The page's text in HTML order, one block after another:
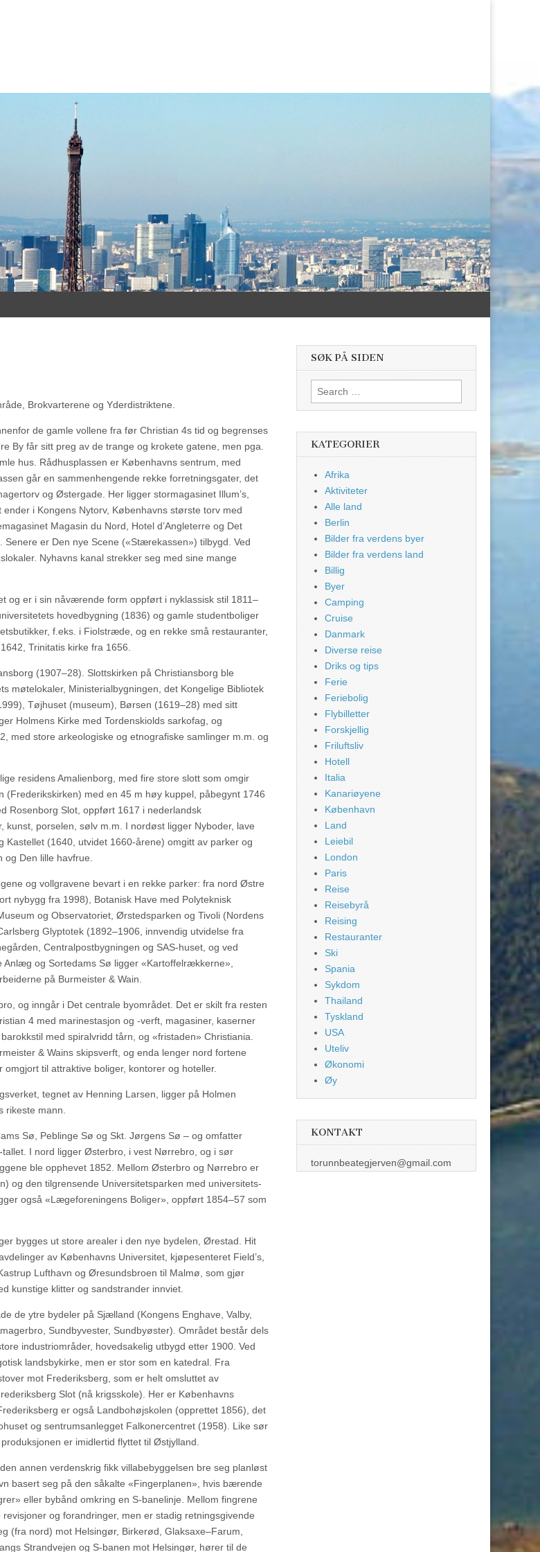
Brokvarterene og Yderdistriktene.
de gamle vollene fra før Christian 4s tid og begrenses
By får sitt preg av de trange og krokete gatene, men pga.
hus. Rådhusplassen er Københavns sentrum, med
går en sammenhengende rekke forretningsgater, det
og Østergade. Her ligger stormagasinet Illum’s,
i Kongens Nytorv, Københavns største torv med
Magasin du Nord, Hotel d’Angleterre og Det
er Den nye Scene («Stærekassen») tilbygd. Ved
Nyhavns kanal strekker seg med sine mange
og er i sin nåværende form oppført i nyklassisk stil 1811–
hovedbygning (1836) og gamle studentboliger
f.eks. i Fiolstræde, og en rekke små restauranter,
Trinitatis kirke fra 1656.
(1907–28). Slottskirken på Christiansborg ble
møtelokaler, Ministerialbygningen, det Kongelige Bibliotek
Tøjhuset (museum), Børsen (1619–28) med sitt
Holmens Kirke med Tordenskiolds sarkofag, og
med store arkeologiske og etnografiske samlinger m.m. og
residens Amalienborg, med fire store slott som omgir
med en 45 m høy kuppel, påbegynt 1746
Rosenborg Slot, oppført 1617 i nederlandsk
porselen, sølv m.m. I nordøst ligger Nyboder, lave
(1640, utvidet 1660-årene) omgitt av parker og
Den lille havfrue.
og vollgravene bevart i en rekke parker: fra nord Østre
nybygg fra 1998), Botanisk Have med Polyteknisk
og Observatoriet, Ørstedsparken og Tivoli (Nordens
Glyptotek (1892–1906, innvendig utvidelse fra
Centralpostbygningen og SAS-huset, og ved
og Sortedams Sø ligger «Kartoffelrækkerne»,
på Burmeister & Wain.
og inngår i Det centrale byområdet. Det er skilt fra resten
4 med marinestasjon og -verft, magasiner, kaserner
med spiralvridd tårn, og «fristaden» Christiania.
& Wains skipsverft, og enda lenger nord fortene
til attraktive boliger, kontorer og hoteller.
tegnet av Henning Larsen, ligger på Holmen
mann.
Sø, Peblinge Sø og Skt. Jørgens Sø – og omfatter
I nord ligger Østerbro, i vest Nørrebro, og i sør
ble opphevet 1852. Mellom Østerbro og Nørrebro er
og den tilgrensende Universitetsparken med universitets-
også «Lægeforeningens Boliger», oppført 1854–57 som
bygges ut store arealer i den nye bydelen, Ørestad. Hit
av Københavns Universitet, kjøpesenteret Field’s,
Lufthavn og Øresundsbroen til Malmø, som gjør
kunstige klitter og sandstrander innviet.
de ytre bydeler på Sjælland (Kongens Enghave, Valby,
Sundbyvester, Sundbyøster). Området består dels
industriområder, hovedsakelig utbygd etter 1900. Ved
landsbykirke, men er stor som en katedral. Fra
mot Frederiksberg, som er helt omsluttet av
Slot (nå krigsskole). Her er Københavns
er også Landbohøjskolen (opprettet 1856), det
og sentrumsanlegget Falkonercentret (1958). Like sør
er imidlertid flyttet til Østjylland.
annen verdenskrig fikk villabebyggelsen bre seg planløst
basert seg på den såkalte «Fingerplanen», hvis bærende
eller bybånd omkring en S-banelinje. Mellom fingrene
og forandringer, men er stadig retningsgivende
(fra nord) mot Helsingør, Birkerød, Glaksaxe–Farum,
Strandvejen og S-banen mot Helsingør, hører til de
SØK PÅ SIDEN
Search
for:
KATEGORIER
Afrika
Aktiviteter
Alle land
Berlin
Bilder fra verdens byer
Bilder fra verdens land
Billig
Byer
Camping
Cruise
Danmark
Diverse reise
Driks og tips
Ferie
Feriebolig
Flybilletter
Forskjellig
Friluftsliv
Hotell
Italia
Kanariøyene
København
Land
Leiebil
London
Paris
Reise
Reisebyrå
Reising
Restauranter
Ski
Spania
Sykdom
Thailand
Tyskland
USA
Uteliv
Økonomi
Øy
KONTAKT
torunnbeategjerven@gmail.com